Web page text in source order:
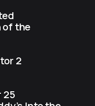
of the
2
25